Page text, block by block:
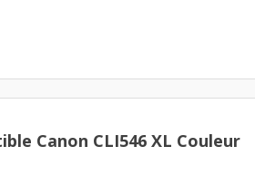
Canon CLI546 XL Couleur